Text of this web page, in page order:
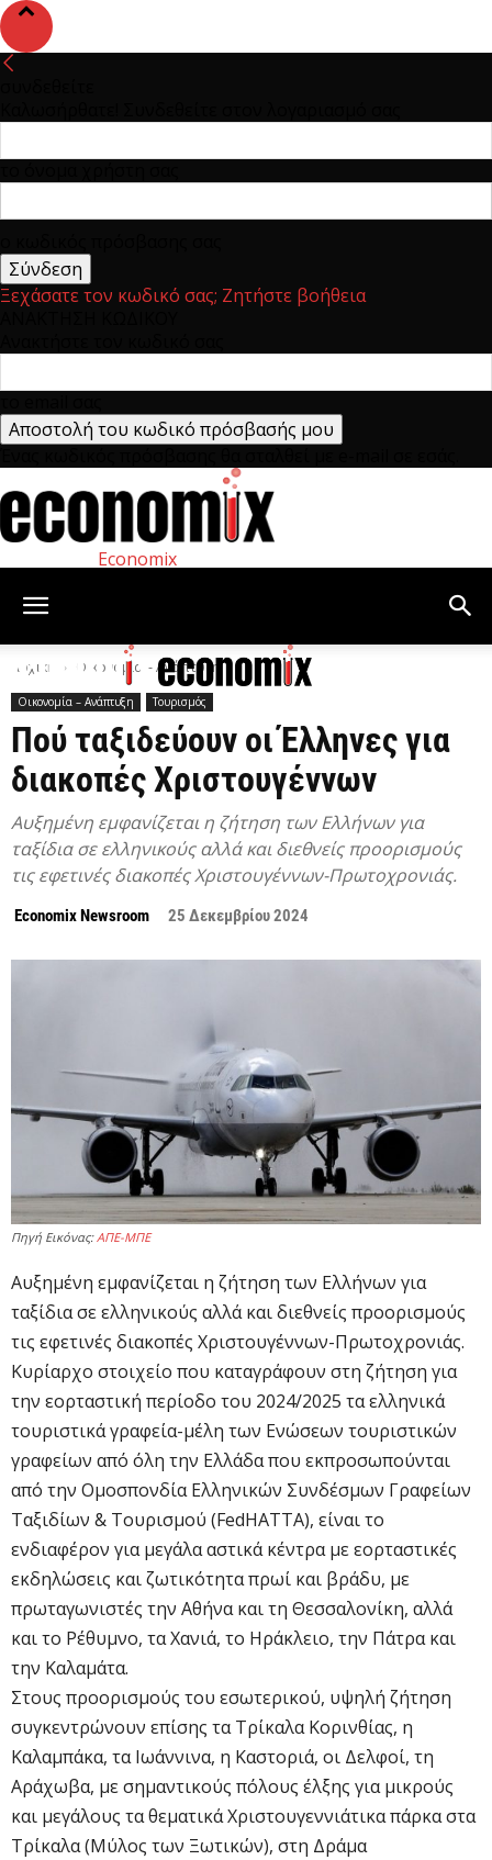
Ξεχάσατε τον κωδικό σας; Ζητήστε βοήθεια
Economix
Αρχική Οικονομία – Ανάπτυξη
Οικονομία – Ανάπτυξη Τουρισμός
Πού ταξιδεύουν οι Έλληνες για
διακοπές Χριστουγέννων
Αυξημένη εμφανίζεται η ζήτηση των Ελλήνων για
ταξίδια σε ελληνικούς αλλά και διεθνείς προορισμούς
τις εφετινές διακοπές Χριστουγέννων-Πρωτοχρονιάς.
Economix Newsroom 25 Δεκεμβρίου 2024
Πηγή Εικόνας:ΑΠΕ-ΜΠΕ
Αυξημένη εμφανίζεται η ζήτηση των Ελλήνων για
ταξίδια σε ελληνικούς αλλά και διεθνείς προορισμούς
τις εφετινές διακοπές Χριστουγέννων-Πρωτοχρονιάς.
Κυρίαρχο στοιχείο που καταγράφουν στη ζήτηση για
την εορταστική περίοδο του 2024/2025 τα ελληνικά
τουριστικά γραφεία-μέλη των Ενώσεων τουριστικών
γραφείων από όλη την Ελλάδα που εκπροσωπούνται
από την Ομοσπονδία Ελληνικών Συνδέσμων Γραφείων
Ταξιδίων & Τουρισμού (FedHATTA), είναι το
ενδιαφέρον για μεγάλα αστικά κέντρα με εορταστικές
εκδηλώσεις και ζωτικότητα πρωί και βράδυ, με
πρωταγωνιστές την Αθήνα και τη Θεσσαλονίκη, αλλά
και το Ρέθυμνο, τα Χανιά, το Ηράκλειο, την Πάτρα και
την Καλαμάτα.
Στους προορισμούς του εσωτερικού, υψηλή ζήτηση
συγκεντρώνουν επίσης τα Τρίκαλα Κορινθίας, η
Καλαμπάκα, τα Ιωάννινα, η Καστοριά, οι Δελφοί, τη
Αράχωβα, με σημαντικούς πόλους έλξης για μικρούς
και μεγάλους τα θεματικά Χριστουγεννιάτικα πάρκα στα
Τρίκαλα (Μύλος των Ξωτικών), στη Δράμα